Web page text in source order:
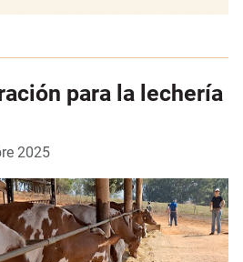
para la lechería
2025